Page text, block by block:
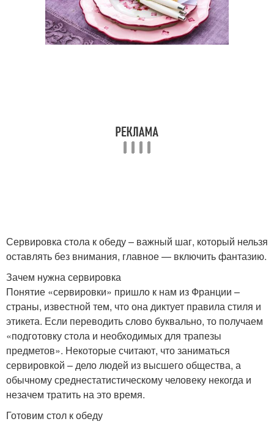
Сервировка стола к обеду – важный шаг, который нельзя
оставлять без внимания, главное — включить фантазию.
Зачем нужна сервировка
Понятие «сервировки» пришло к нам из Франции –
страны, известной тем, что она диктует правила стиля и
этикета. Если переводить слово буквально, то получаем
«подготовку стола и необходимых для трапезы
предметов». Некоторые считают, что заниматься
сервировкой – дело людей из высшего общества, а
обычному среднестатистическому человеку некогда и
незачем тратить на это время.
Готовим стол к обеду